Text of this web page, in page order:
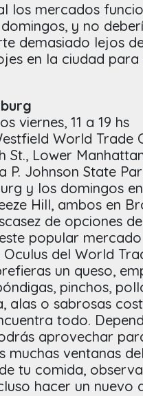
los mercados
y no
demasiado lejos
en la ciudad
viernes, 11 a 19 hs
World Trade
St., Lower
P. Johnson State
y los domingos
Hill, ambos en
de opciones
popular
del World
un queso,
pinchos,
alas o sabrosas
todo.
aprovechar
muchas ventanas
tu comida,
hacer un nuevo